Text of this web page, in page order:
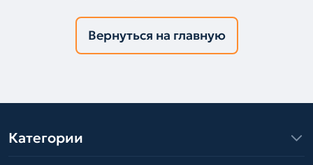
Вернуться на главную
Категории